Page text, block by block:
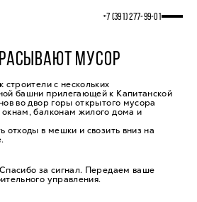
+7 (391) 277‒99‒01
МУСОР
с нескольких
башни прилегающей к Капитанской
во двор горы открытого мусора
балконам жилого дома и
отходы в мешки и свозить вниз на
за сигнал. Передаем ваше
управления.